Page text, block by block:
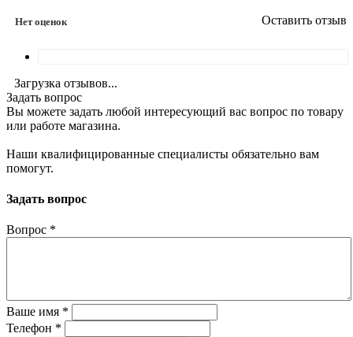
Нет оценок Оставить отзыв
Загрузка отзывов...
Задать вопрос
Вы можете задать любой интересующий вас вопрос по товару
или работе магазина.
Наши квалифицированные специалисты обязательно вам
помогут.
Задать вопрос
Вопрос *
Ваше имя *
Телефон *